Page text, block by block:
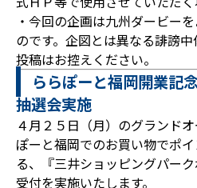
・今回の企画は九州ダービー
のです。企図とは異なる誹謗
投稿はお控えください。
ららぽーと福岡開業記
抽選会実施
４月２５日（月）のグランド
ぽーと福岡でのお買い物でポ
る、『三井ショッピングパー
受付を実施いたします。